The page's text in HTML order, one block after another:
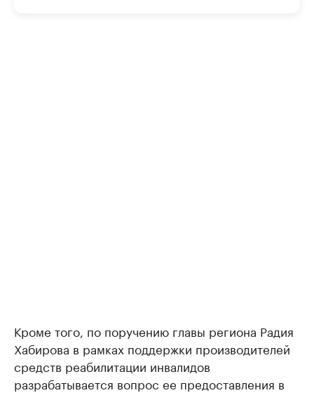
Кроме того, по поручению главы региона Радия
Хабирова в рамках поддержки производителей
средств реабилитации инвалидов
разрабатывается вопрос ее предоставления в